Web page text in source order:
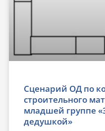
Сценарий ОД по
строительного
младшей группе
дедушкой»